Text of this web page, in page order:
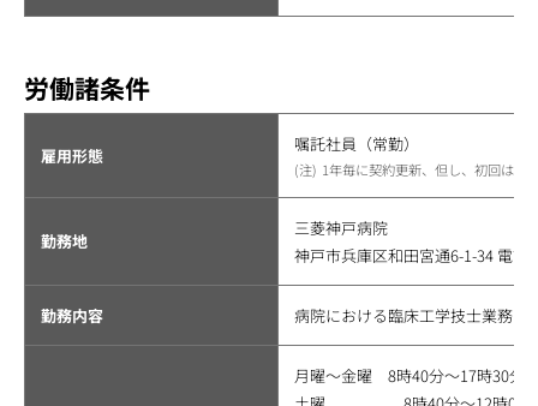
労働諸条件
雇用形態
嘱託社員（常勤）
1年毎に契約更新、但し、初回は6
勤務地
三菱神戸病院
神戸市兵庫区和田宮通6-1-34 電話
勤務内容 病院における臨床工学技士業務
月曜～金曜 8時40分～17時30分